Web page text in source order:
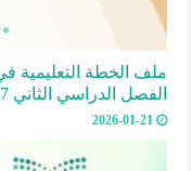
ملف الخطة التعليمية في
الفصل الدراسي الثاني 1447هـ
2026-01-21